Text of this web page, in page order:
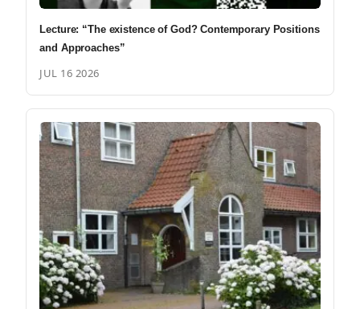
Lecture: “The existence of God? Contemporary Positions
and Approaches”
JUL 16 2026